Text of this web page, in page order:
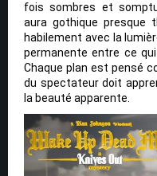
fois sombres et
aura gothique presque
habilement avec la
permanente entre ce
Chaque plan est pensé
du spectateur doit
la beauté apparente.